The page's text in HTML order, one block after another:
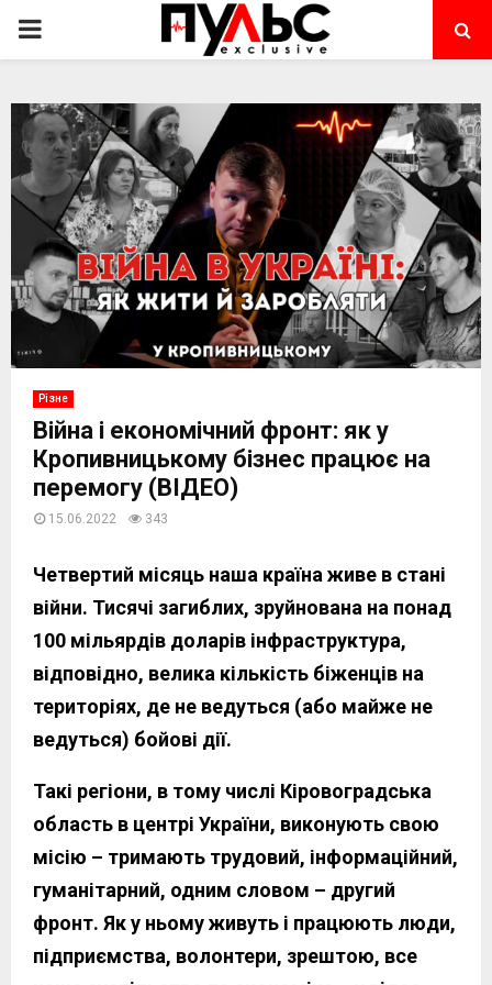
PRIMARY
Різне
Війна і економічний фронт: як у
Кропивницькому бізнес працює на
перемогу (ВІДЕО)
15.06.2022 343
Четвертий місяць наша країна живе в стані
війни. Тисячі загиблих, зруйнована на понад
100 мільярдів доларів інфраструктура,
відповідно, велика кількість біженців на
територіях, де не ведуться (або майже не
ведуться) бойові дії.
Такі регіони, в тому числі Кіровоградська
область в центрі України, виконують свою
місію – тримають трудовий, інформаційний,
гуманітарний, одним словом – другий
фронт. Як у ньому живуть і працюють люди,
підприємства, волонтери, зрештою, все